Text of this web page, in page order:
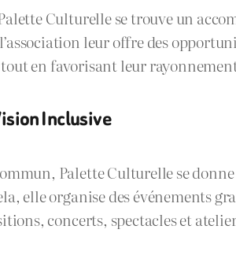
Culturelle se trouve un
leur offre des
en favorisant leur
Inclusive
Palette Culturelle se
elle organise des événements
concerts, spectacles et